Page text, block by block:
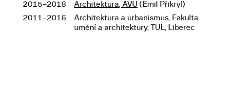
Studium
2015–2018 Architektura, AVU (Emil Přikryl)
2011–2016
Architektura a urbanismus, Fakulta
umění a architektury, TUL, Liberec